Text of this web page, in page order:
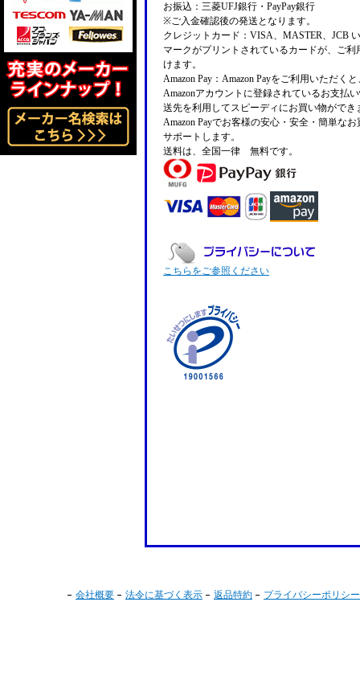
お振込：三菱UFJ銀行・PayPay銀行
※ご入金確認後の発送となります。
クレジットカード：VISA、MASTER、JCB
マークがプリントされているカードが、ご利
けます。
Amazon Pay：Amazon Payをご利用いただく
Amazonアカウントに登録されているお支払
送先を利用してスピーディにお買い物ができ
Amazon Payでお客様の安心・安全・簡単な
サポートします。
送料は、全国一律 無料です。
こちらをご参照ください
会社概要 法令に基づく表示 返品特約 プライバシーポリシー